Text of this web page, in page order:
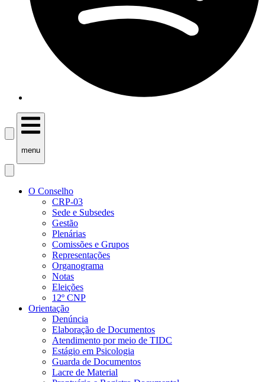
menu
O Conselho
CRP-03
Sede e Subsedes
Gestão
Plenárias
Comissões e Grupos
Representações
Organograma
Notas
Eleições
12º CNP
Orientação
Denúncia
Elaboração de Documentos
Atendimento por meio de TIDC
Estágio em Psicologia
Guarda de Documentos
Lacre de Material